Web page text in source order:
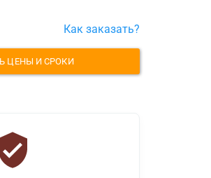
Как заказать?
ЦЕНЫ И СРОКИ